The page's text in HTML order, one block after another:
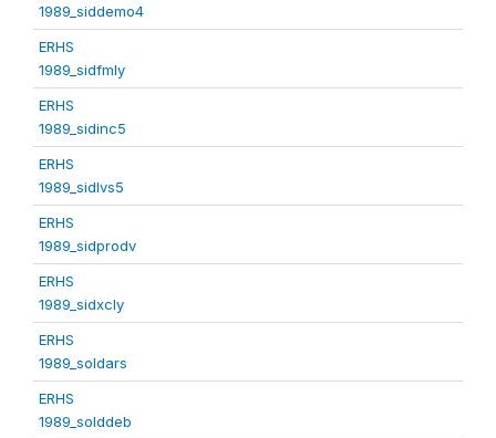
1989_siddemo4
ERHS
1989_sidfmly
ERHS
1989_sidinc5
ERHS
1989_sidlvs5
ERHS
1989_sidprodv
ERHS
1989_sidxcly
ERHS
1989_soldars
ERHS
1989_solddeb